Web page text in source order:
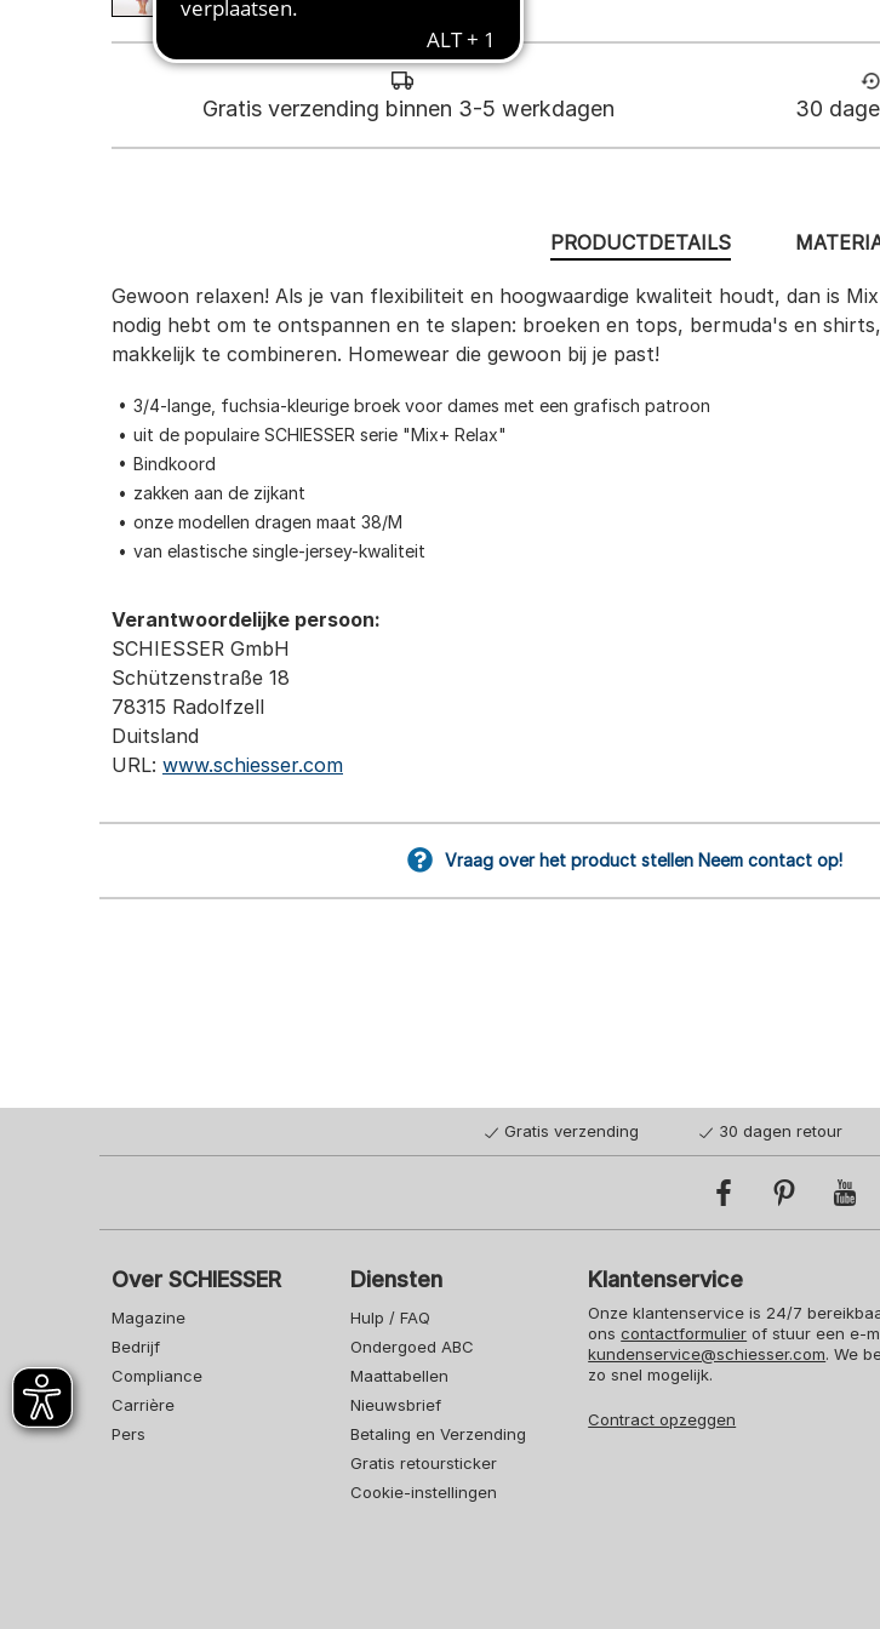
Gratis verzending binnen 3-5 werkdagen 30
PRODUCTDETAILS
Gewoon relaxen! Als je van flexibiliteit en hoogwaardige kwaliteit houdt, dan is
nodig hebt om te ontspannen en te slapen: broeken en tops, bermuda's en
makkelijk te combineren. Homewear die gewoon bij je past!
3/4-lange, fuchsia-kleurige broek voor dames met een grafisch patroon
uit de populaire SCHIESSER serie "Mix+ Relax"
Bindkoord
zakken aan de zijkant
onze modellen dragen maat 38/M
van elastische single-jersey-kwaliteit
Verantwoordelijke persoon:
SCHIESSER GmbH
Schützenstraße 18
78315 Radolfzell
Duitsland
URL: www.schiesser.com
Vraag over het product stellen Neem contact op!
Gratis verzending 30 dagen retour
Over SCHIESSER
Magazine
Bedrijf
Compliance
Carrière
Pers
Diensten
Hulp / FAQ
Ondergoed ABC
Maattabellen
Nieuwsbrief
Betaling en Verzending
Gratis retoursticker
Cookie-instellingen
Klantenservice
Onze klantenservice is 24/7
onscontactformulier of stuur een e-
kundenservice@schiesser.com. We
zo snel mogelijk.
Contract opzeggen